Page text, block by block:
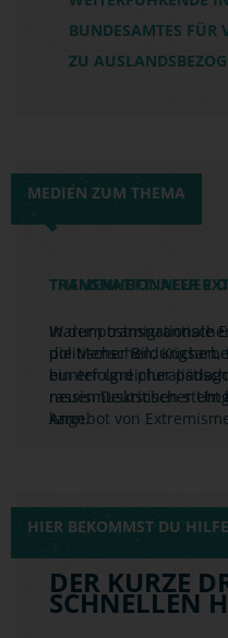
BUNDESAMTES FÜR
ZU
MEDIEN ZUM THEMA
TRANSNATIONALER
Warum transnationale
politischer
ein erfolgreicher
rassismuskritischer
kann.
Previous
HIER BEKOMMST DU HILFE
DER KURZE
SCHNELLEN